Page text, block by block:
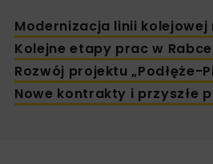
Modernizacja linii kolejowej
Kolejne etapy prac w
Rozwój projektu „Podłęże-
Nowe kontrakty i przyszłe